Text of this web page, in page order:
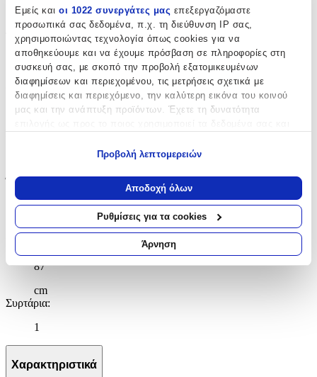
Εμείς και οι 1022 συνεργάτες μας επεξεργαζόμαστε
προσωπικά σας δεδομένα, π.χ. τη διεύθυνση IP σας,
χρησιμοποιώντας τεχνολογία όπως cookies για να
αποθηκεύουμε και να έχουμε πρόσβαση σε πληροφορίες στη
συσκευή σας, με σκοπό την προβολή εξατομικευμένων
διαφημίσεων και περιεχομένου, τις μετρήσεις σχετικά με
διαφημίσεις και περιεχόμενο, την καλύτερη εικόνα του κοινού
μας και την ανάπτυξη προϊόντων. Έχετε τη δυνατότητα
Να συλλέξουμε πληροφορίες σχετικά με τη γεωγραφική
σας τοποθεσία, οι οποίες μπορεί να είναι ακριβείς σε
απόσταση μερικών μέτρων
Να αναγνωρίσουμε τη συσκευή σας σαρώνοντας ενεργά
για συγκεκριμένα χαρακτηριστικά (δακτυλικό αποτύπωμα)
Μάθετε περισσότερα σχετικά με τον τρόπο επεξεργασίας των
προσωπικών σας δεδομένων και καθορίστε τις προτιμήσεις σας
ανακαλέσετε τη συγκατάθεσή σας ανά πάσα στιγμή από τη
Δήλωση Cookies.
παρέχουμε λειτουργίες μέσων κοινωνικής δικτύωσης και να
Προβολή λεπτομερειών
Αποδοχή όλων
Ρυθμίσεις για τα cookies
Άρνηση
Polihome
Τύπος:
Γωνιακή
Χρώμα Βασικό:
Μπεζ
Βάθος:
Ύψος
190
cm
87
cm
Συρτάρια:
1
Χαρακτηριστικά